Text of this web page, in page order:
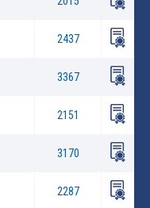
2437
3367
2151
3170
2287